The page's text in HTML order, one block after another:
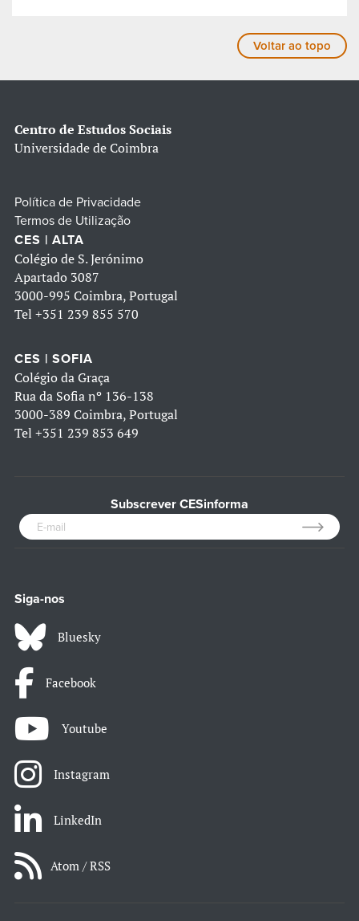
Voltar ao topo
Centro de Estudos Sociais
Universidade de Coimbra
Política de Privacidade
Termos de Utilização
CES | ALTA
Colégio de S. Jerónimo
Apartado 3087
3000-995 Coimbra, Portugal
Tel +351 239 855 570
CES | SOFIA
Colégio da Graça
Rua da Sofia nº 136-138
3000-389 Coimbra, Portugal
Tel +351 239 853 649
Subscrever CESinforma
Siga-nos
Bluesky
Facebook
Youtube
Instagram
LinkedIn
Atom / RSS